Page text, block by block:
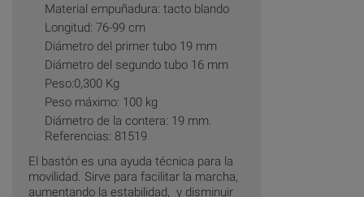
Material empuñadura: tacto blando
Longitud: 76-99 cm
Diámetro del primer tubo 19 mm
Diámetro del segundo tubo 16 mm
Peso:0,300 Kg
Peso máximo: 100 kg
Diámetro de la contera: 19 mm.
Referencias: 81519
El bastón es una ayuda técnica para la
movilidad. Sirve para facilitar la marcha,
aumentando la estabilidad, y disminuir